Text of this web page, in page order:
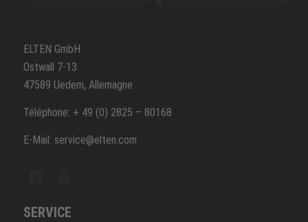
ELTEN GmbH
Ostwall 7-13
47589 Uedem, Allemagne
Téléphone: + 49 (0) 2825 – 80168
E-Mail: service@elten.com
SERVICE